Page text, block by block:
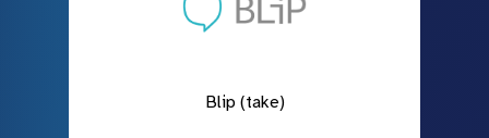
Blip (take)